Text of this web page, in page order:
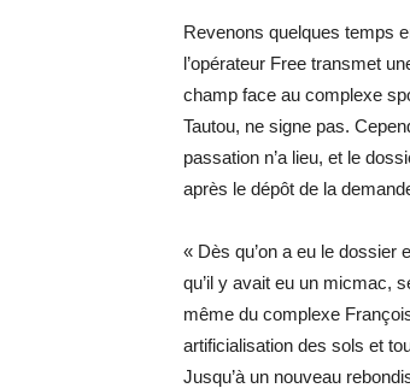
Revenons quelques temps
l’opérateur Free transmet
champ face au complexe
Tautou, ne signe pas.
passation n’a lieu, et le
après le dépôt de la
« Dès qu’on a eu le dossier
qu’il y avait eu un micmac,
même du complexe
artificialisation des sols et
Jusqu’à un nouveau